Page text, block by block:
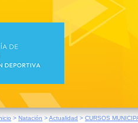
> Natación >Actualidad > CURSOS